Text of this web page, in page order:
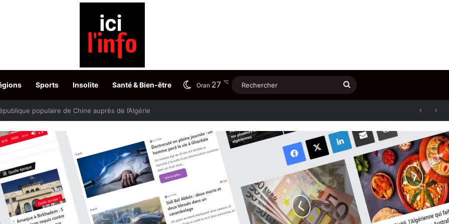
Sports Insolite Santé & Bien-être Oran 27 ℃ Rechercher
fixe les dates du choix des postes